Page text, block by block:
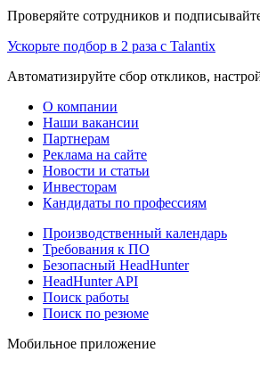
Проверяйте сотрудников и
Ускорьте подбор в 2 раза с Talantix
Автоматизируйте сбор откликов,
О компании
Наши вакансии
Партнерам
Реклама на сайте
Новости и статьи
Инвесторам
Кандидаты по профессиям
Производственный календарь
Требования к ПО
Безопасный HeadHunter
HeadHunter API
Поиск работы
Поиск по резюме
Мобильное приложение